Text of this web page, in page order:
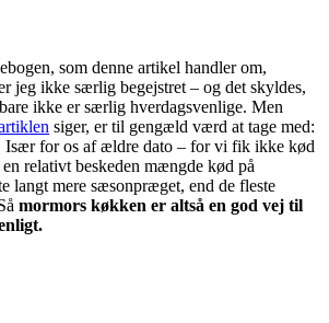
som denne artikel handler om,
jeg ikke særlig begejstret – og det skyldes,
ikke er særlig hverdagsvenlige. Men
siger, er til gengæld værd at tage med:
Især for os af ældre dato – for vi fik ikke kød
relativt beskeden mængde kød på
langt mere sæsonpræget, end de fleste
mormors køkken er altså en god vej til